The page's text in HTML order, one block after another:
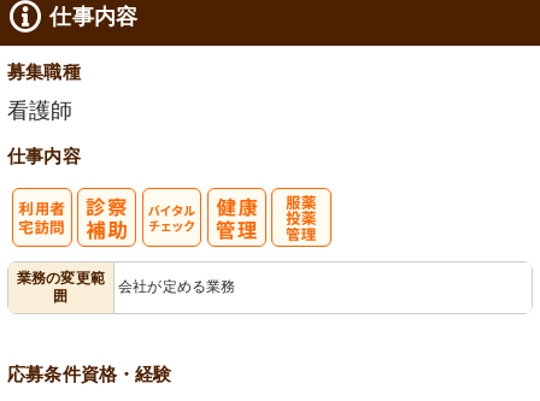
仕事内容
募集職種
看護師
仕事内容
業務の変更範
囲
会社が定める業務
応募条件資格・経験